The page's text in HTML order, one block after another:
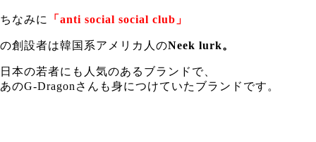
ちなみに 「anti social social club」
の創設者は韓国系アメリカ人のNeek lurk。
日本の若者にも人気のあるブランドで、
あのG-Dragonさんも身につけていたブランドです。